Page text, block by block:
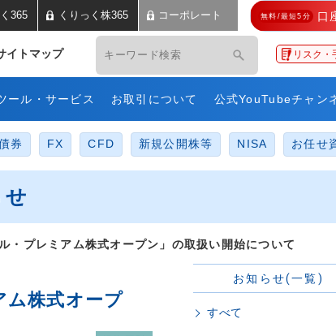
取引「コスモ・ネットレ」
イトマップ
365 くりっく株365 コーポレート 無料/最短5分 口
リスク・
ール・サービス お取引について 公式YouTubeチャン
券 FX CFD 新規公開株等 NISA お任せ
プレミアム株式オープン」の取扱い開始について
ム株式オープ
お知らせ(一覧)
すべて